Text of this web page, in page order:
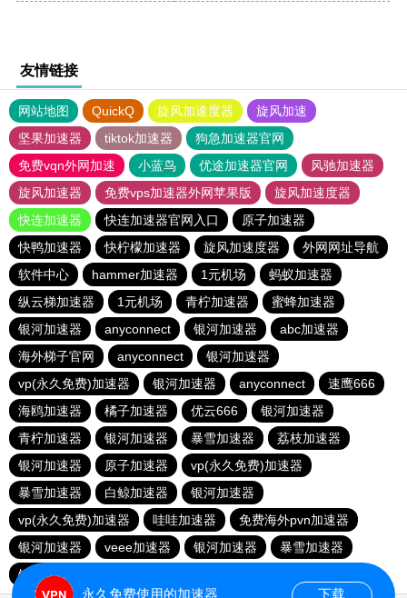
友情链接
网站地图 QuickQ 旋风加速度器
旋风加速
坚果加速器
tiktok加速器
狗急加速器官网
免费vqn外网加速
小蓝鸟 优途加速器官网
风驰加速器
旋风加速器
免费vps加速器外网苹果版
旋风加速度器
快连加速器
快连加速器官网入口
原子加速器
快鸭加速器
快柠檬加速器 旋风加速度器
外网网址导航
软件中心
hammer加速器 1元机场
蚂蚁加速器
纵云梯加速器
1元机场 青柠加速器
蜜蜂加速器
银河加速器
anyconnect 银河加速器
abc加速器
海外梯子官网
anyconnect
银河加速器
vp(永久免费)加速器
银河加速器 anyconnect
速鹰666
海鸥加速器
橘子加速器 优云666
银河加速器
青柠加速器
银河加速器 暴雪加速器
荔枝加速器
银河加速器
原子加速器
vp(永久免费)加速器
暴雪加速器
白鲸加速器
银河加速器
vp(永久免费)加速器
哇哇加速器
免费海外pvn加速器
银河加速器
veee加速器 银河加速器
暴雪加速器
银河加速器
永久免费使用的加速器 下载